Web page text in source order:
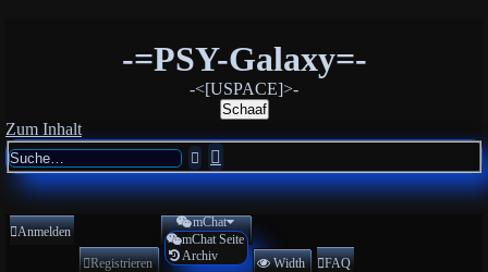
-=PSY-Galaxy=-
-<[USPACE]>-
Schaaf
Zum Inhalt
Suche
Suche
Anmelden
Registrieren
mChat
mChat Seite
Archiv
Width FAQ